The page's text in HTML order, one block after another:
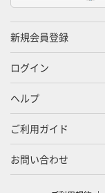
新規会員登録
ログイン
ヘルプ
ご利用ガイド
お問い合わせ